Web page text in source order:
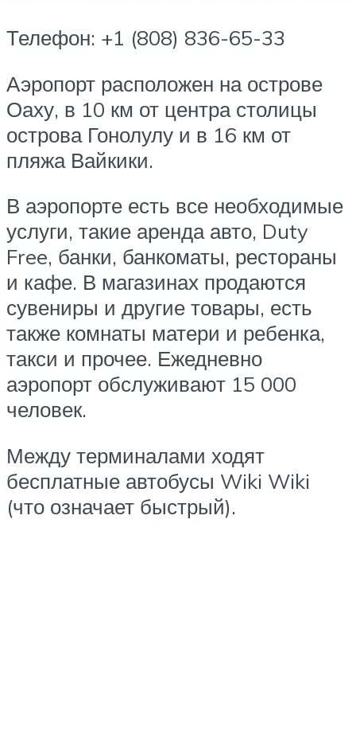
Телефон: +1 (808) 836-65-33
Аэропорт расположен на острове
Оаху, в 10 км от центра столицы
острова Гонолулу и в 16 км от
пляжа Вайкики.
В аэропорте есть все необходимые
услуги, такие аренда авто, Duty
Free, банки, банкоматы, рестораны
и кафе. В магазинах продаются
сувениры и другие товары, есть
также комнаты матери и ребенка,
такси и прочее. Ежедневно
аэропорт обслуживают 15 000
человек.
Между терминалами ходят
бесплатные автобусы Wiki Wiki
(что означает быстрый).